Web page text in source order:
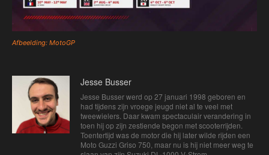
Afbeelding: MotoGP
Jesse Busser
Jesse Busser werd op 27 januari 1998 geboren en
had tijdens zijn vroege jeugd niet al te veel met
tweewielers. Daar kwam spectaculair verandering in
toen hij op zijn zestiende begon met scooterrijden.
Toentertijd was de motor die hij later wilde rijden een
Moto Guzzi Griso 750, maar nu is hij niet meer weg te